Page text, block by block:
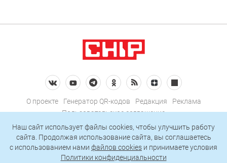
О проекте Генератор QR-кодов Редакция
Реклама
Пользовательское соглашение
Политика конфиденциальности
Подписаться на рассылку
Наш сайт использует файлы cookies, чтобы улучшить работу
сайта. Продолжая использование сайта, вы соглашаетесь
c использованием нами файлов cookies и принимаете условия
Политики конфиденциальности